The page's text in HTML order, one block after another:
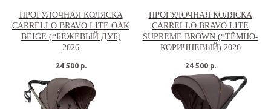
ПРОГУЛОЧНАЯ КОЛЯСКА
CARRELLO BRAVO LITE OAK
BEIGE (*БЕЖЕВЫЙ ДУБ)
2026
24 500 р.
ПРОГУЛОЧНАЯ КОЛЯСКА
CARRELLO BRAVO LITE
SUPREME BROWN (*ТЁМНО-
КОРИЧНЕВЫЙ) 2026
24 500 р.